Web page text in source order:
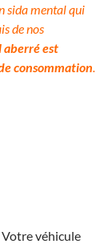
sida mental qui
de nos
aberré est
consommation
Votre véhicule